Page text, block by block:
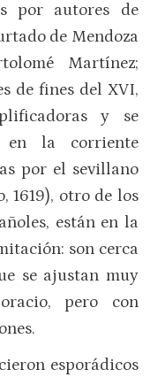
por autores de
de Mendoza
Martínez;
de fines del XVI,
y se
en la corriente
por el sevillano
1619), otro de los
están en la
son cerca
se ajustan muy
pero con
esporádicos